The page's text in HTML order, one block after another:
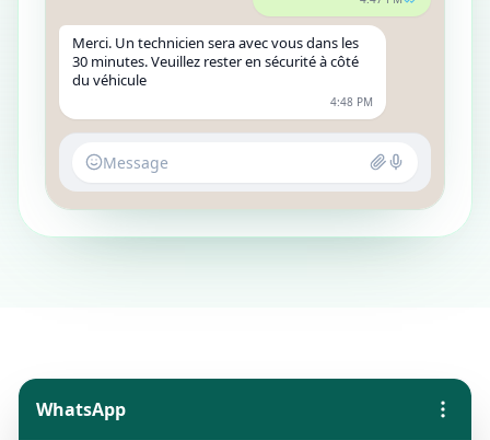
Merci. Un technicien sera avec vous dans les
30 minutes. Veuillez rester en sécurité à côté
du véhicule
4:48 PM
Message
WhatsApp